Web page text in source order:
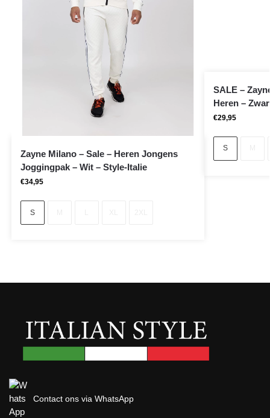
Zayne Milano – Sale – Heren Jongens
Joggingpak – Wit – Style-Italie
€34,95
S
SALE –
Heren –
€29,95
S
Contact ons via WhatsApp